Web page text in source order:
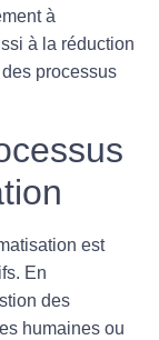
à
à la réduction
processus
est
En
des
humaines ou